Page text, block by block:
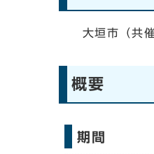
大垣市（共催
概要
期間